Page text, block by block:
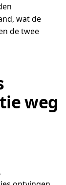
wat de
de twee
weg